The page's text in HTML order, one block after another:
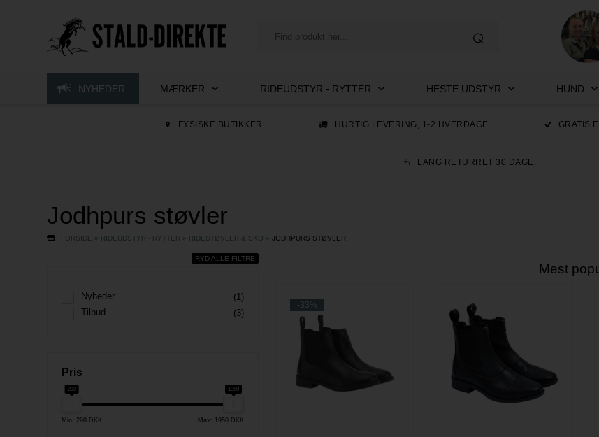
NYHEDER MÆRKER RIDEUDSTYR - RYTTER HESTE UDSTYR HUND
FYSISKE BUTIKKER HURTIG LEVERING, 1-2 HVERDAGE GRATIS
LANG RETURRET 30 DAGE.
Jodhpurs støvler
FORSIDE » RIDEUDSTYR - RYTTER » RIDESTØVLER & SKO »JODHPURS STØVLER
RYD ALLE FILTRE
Nyheder
(1)
Tilbud
(3)
Pris
298 1950
Min: 298 DKK Max: 1950 DKK
Mest
-33%